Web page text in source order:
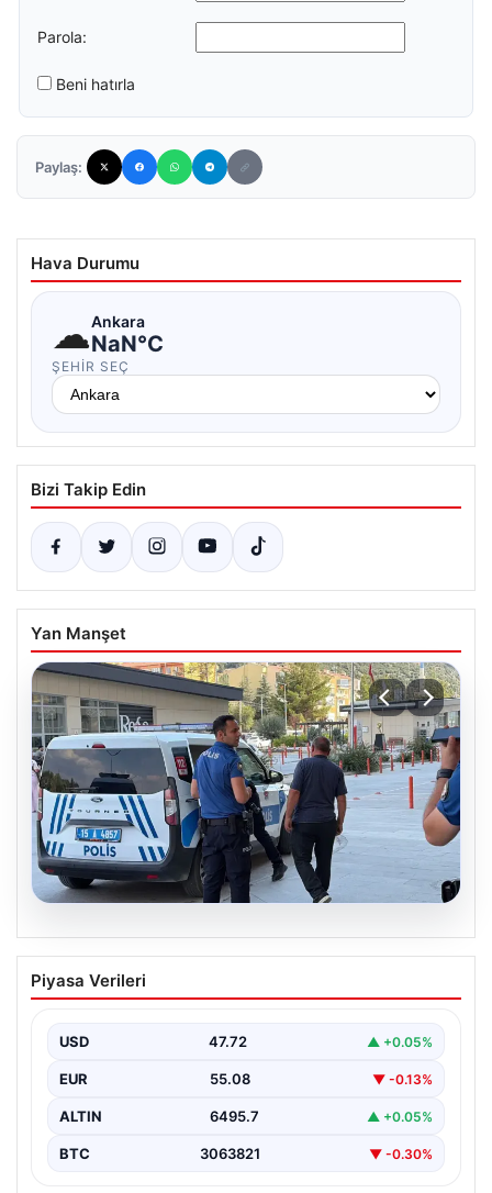
Parola:
Beni hatırla
Paylaş:
Hava Durumu
☁Ankara
NaN°C
ŞEHIR SEÇ
Bizi Takip Edin
Yan Manşet
05.08.2026
Park yeri kavgası kanlı bitti: Baba ve
oğlu bıçaklandı
Piyasa Verileri
USD 47.72 ▲ +0.05%
EUR 55.08 ▼ -0.13%
ALTIN 6495.7 ▲ +0.05%
BTC 3063821 ▼ -0.30%